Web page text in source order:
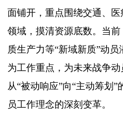
面铺开，重点围绕交通、
领域，摸清资源底数。当
质生产力等“新域新质”动员
为工作重点，为未来战争
从“被动响应”向“主动筹划”
员工作理念的深刻变革。